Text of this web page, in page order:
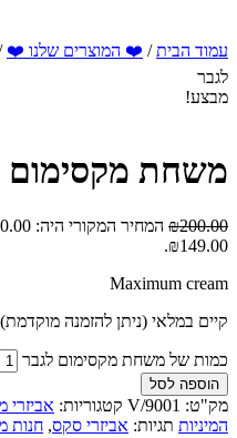
עמוד הבית/ ❤️ המוצרים שלנו ❤️
לגבר
מבצע!
משחת מקסימום
₪200.00 המחיר המקורי היה: ₪200.00.
₪149.00.
Maximum cream
קיים במלאי (ניתן להזמנה מוקדמת)
כמות של משחת מקסימום לגבר
הוספה לסל
מק"ט: 9001/V קטגוריות: אביזרי
המיניות תגיות: אביזרי סקס, חנות